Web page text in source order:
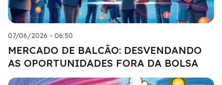
07/06/2026 - 06:50
MERCADO DE BALCÃO: DESVENDANDO
AS OPORTUNIDADES FORA DA BOLSA